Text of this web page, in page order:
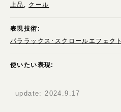
上品
クール
表現技術:
パララックス･スクロールエフェクト
使いたい表現:
update: 2024.9.17